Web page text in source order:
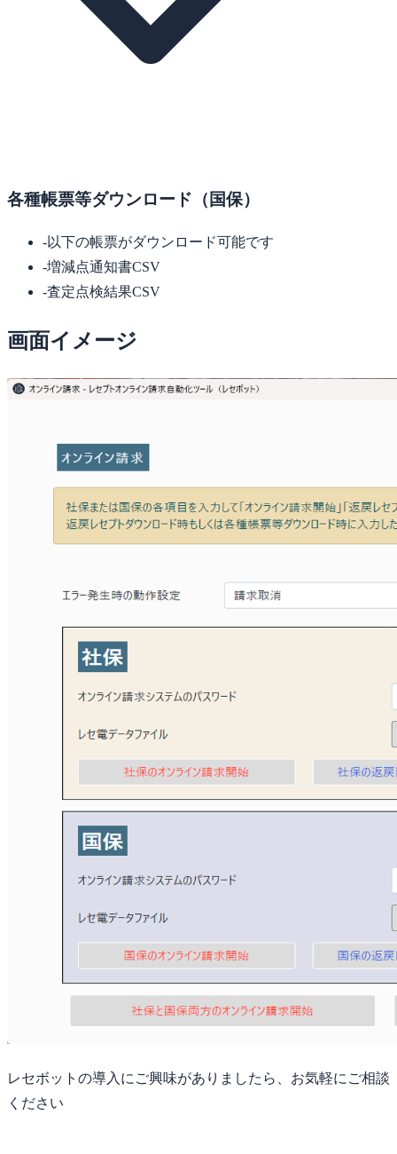
各種帳票等ダウンロード（国保）
-以下の帳票がダウンロード可能です
-増減点通知書CSV
-査定点検結果CSV
画面イメージ
レセボットの導入にご興味がありましたら、お気軽にご相談
ください